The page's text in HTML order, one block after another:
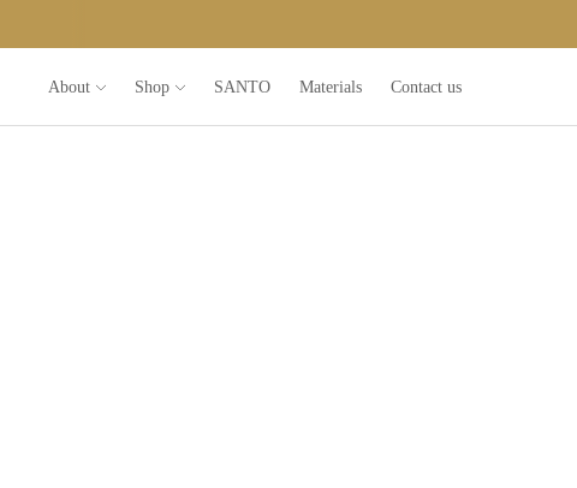
About Shop SANTO Materials Contact us